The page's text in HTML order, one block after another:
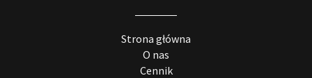
Strona główna
O nas
Cennik